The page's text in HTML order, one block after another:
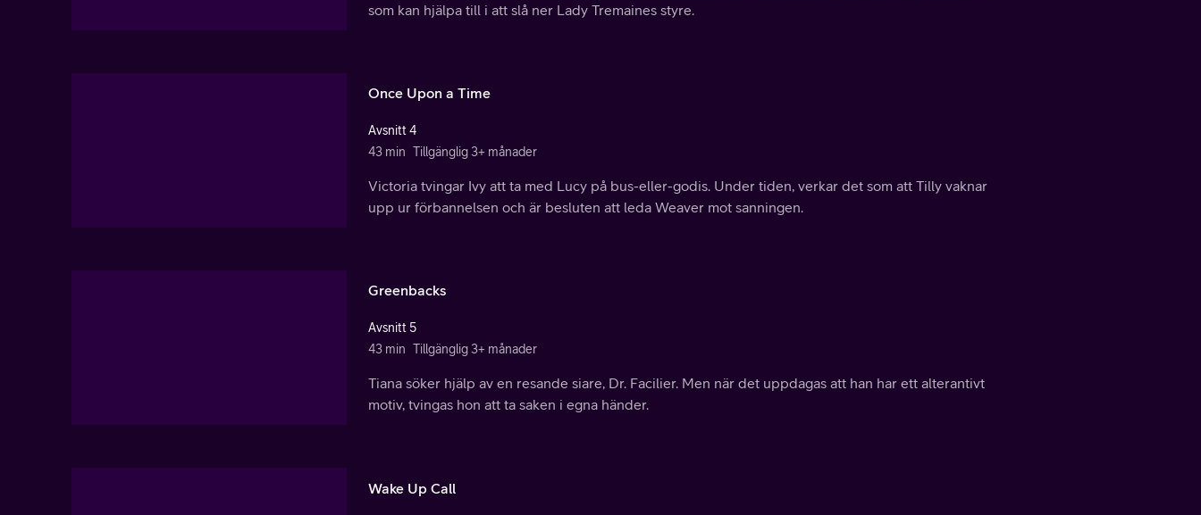
som kan hjälpa till i att slå ner Lady Tremaines styre.
Once Upon a Time
Avsnitt 4
43 min Tillgänglig 3+ månader
Victoria tvingar Ivy att ta med Lucy på bus-eller-godis. Under tiden, verkar det som att Tilly vaknar
upp ur förbannelsen och är besluten att leda Weaver mot sanningen.
Greenbacks
Avsnitt 5
43 min Tillgänglig 3+ månader
Tiana söker hjälp av en resande siare, Dr. Facilier. Men när det uppdagas att han har ett alterantivt
motiv, tvingas hon att ta saken i egna händer.
Wake Up Call